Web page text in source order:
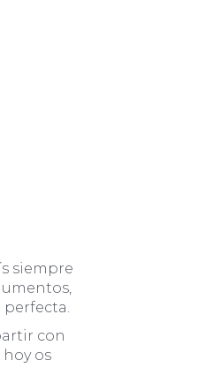
siempre
perfecta.
con
os